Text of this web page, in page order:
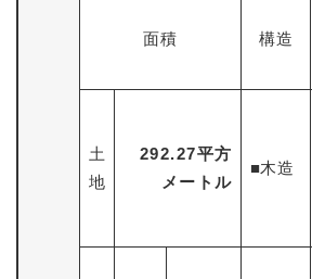
面積 構造
土
地
292.27平方
メートル
■木造